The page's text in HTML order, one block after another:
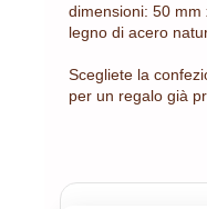
dimensioni: 50 mm
legno di acero
Scegliete la
per un regalo già